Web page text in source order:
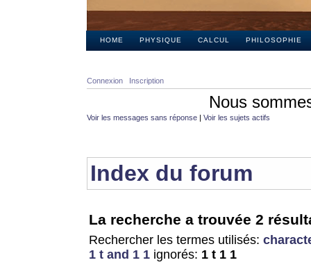
HOME PHYSIQUE CALCUL PHILOSOPHIE
Connexion Inscription
Nous
Voir les messages sans réponse | Voir les sujets actifs
Index du forum
La recherche a trouvée 2
Rechercher les termes utilisés:
1 t and 1 1 ignorés: 1 t 1 1